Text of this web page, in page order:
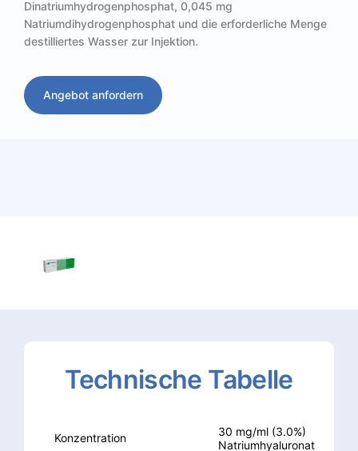
Dinatriumhydrogenphosphat, 0,045 mg
Natriumdihydrogenphosphat und die erforderliche Menge
destilliertes Wasser zur Injektion.
Angebot anfordern
Technische Tabelle
Konzentration
30 mg/ml (3.0%)
Natriumhyaluronat